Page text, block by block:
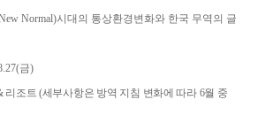
Normal)시대의 통상환경변화와 한국 무역의 글
금)
리조트(세부사항은 방역 지침 변화에 따라 6월 중